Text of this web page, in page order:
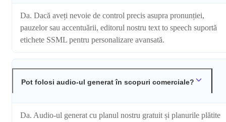
Da. Dacă aveți nevoie de control precis asupra pronunției,
pauzelor sau accentuării, editorul nostru text to speech suportă
etichete SSML pentru personalizare avansată.
Pot folosi audio-ul generat în scopuri comerciale?
Da. Audio-ul generat cu planul nostru gratuit și planurile plătite